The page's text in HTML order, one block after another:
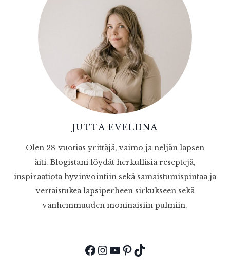
JUTTA EVELIINA
Olen 28-vuotias yrittäjä, vaimo ja neljän lapsen
äiti. Blogistani löydät herkullisia reseptejä,
inspiraatiota hyvinvointiin sekä samaistumispintaa ja
vertaistukea lapsiperheen sirkukseen sekä
vanhemmuuden moninaisiin pulmiin.
Facebook
Instagram
YouTube
Pinterest
TikTok